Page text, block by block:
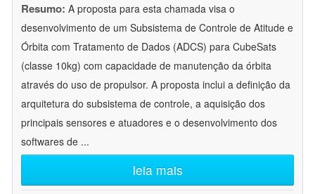
Resumo: A proposta para esta chamada visa o
desenvolvimento de um Subsistema de Controle de Atitude e
Órbita com Tratamento de Dados (ADCS) para CubeSats
(classe 10kg) com capacidade de manutenção da órbita
através do uso de propulsor. A proposta inclui a definição da
arquitetura do subsistema de controle, a aquisição dos
principais sensores e atuadores e o desenvolvimento dos
softwares de ...
leia mais